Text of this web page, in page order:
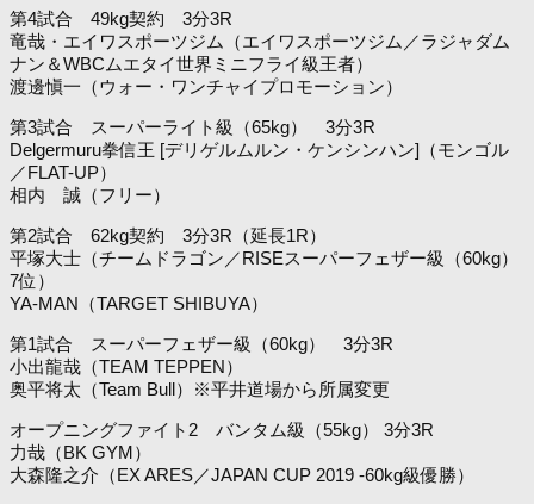
第4試合 49kg契約 3分3R
竜哉・エイワスポーツジム（エイワスポーツジム／ラジャダム
ナン＆WBCムエタイ世界ミニフライ級王者）
渡邊愼一（ウォー・ワンチャイプロモーション）
第3試合 スーパーライト級（65kg） 3分3R
Delgermuru拳信王 [デリゲルムルン・ケンシンハン]（モンゴル
／FLAT-UP）
相内 誠（フリー）
第2試合 62kg契約 3分3R（延長1R）
平塚大士（チームドラゴン／RISEスーパーフェザー級（60kg）
7位）
YA-MAN（TARGET SHIBUYA）
第1試合 スーパーフェザー級（60kg） 3分3R
小出龍哉（TEAM TEPPEN）
奥平将太（Team Bull）※平井道場から所属変更
オープニングファイト2 バンタム級（55kg） 3分3R
力哉（BK GYM）
大森隆之介（EX ARES／JAPAN CUP 2019 -60kg級優勝）